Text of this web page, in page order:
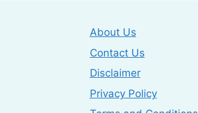
About Us
Contact Us
Disclaimer
Privacy Policy